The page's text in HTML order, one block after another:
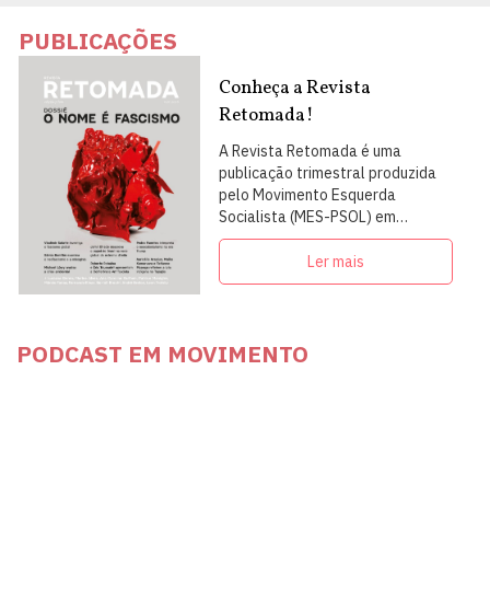
PUBLICAÇÕES
Conheça a Revista
Retomada!
A Revista Retomada é uma
publicação trimestral produzida
pelo Movimento Esquerda
Socialista (MES-PSOL) em
articulação com intelectuais,
militantes e artistas
Ler mais
PODCAST EM MOVIMENTO